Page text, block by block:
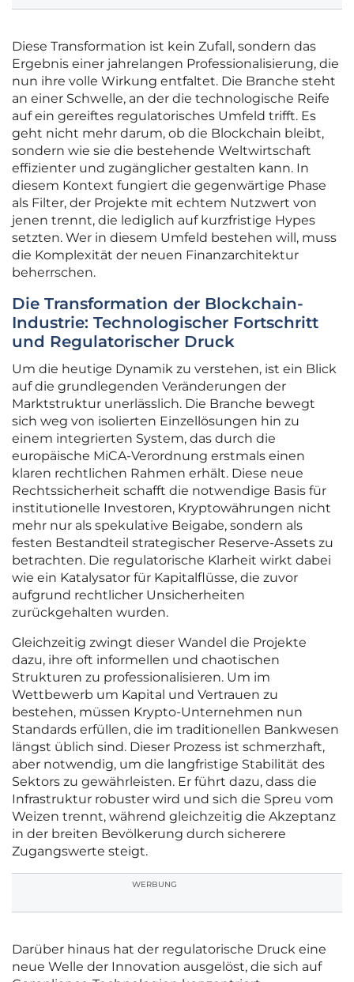
Diese Transformation ist kein Zufall, sondern das
Ergebnis einer jahrelangen Professionalisierung, die
nun ihre volle Wirkung entfaltet. Die Branche steht
an einer Schwelle, an der die technologische Reife
auf ein gereiftes regulatorisches Umfeld trifft. Es
geht nicht mehr darum, ob die Blockchain bleibt,
sondern wie sie die bestehende Weltwirtschaft
effizienter und zugänglicher gestalten kann. In
diesem Kontext fungiert die gegenwärtige Phase
als Filter, der Projekte mit echtem Nutzwert von
jenen trennt, die lediglich auf kurzfristige Hypes
setzten. Wer in diesem Umfeld bestehen will, muss
die Komplexität der neuen Finanzarchitektur
beherrschen.
Die Transformation der Blockchain-
Industrie: Technologischer Fortschritt
und Regulatorischer Druck
Um die heutige Dynamik zu verstehen, ist ein Blick
auf die grundlegenden Veränderungen der
Marktstruktur unerlässlich. Die Branche bewegt
sich weg von isolierten Einzellösungen hin zu
einem integrierten System, das durch die
europäische MiCA-Verordnung erstmals einen
klaren rechtlichen Rahmen erhält. Diese neue
Rechtssicherheit schafft die notwendige Basis für
institutionelle Investoren, Kryptowährungen nicht
mehr nur als spekulative Beigabe, sondern als
festen Bestandteil strategischer Reserve-Assets zu
betrachten. Die regulatorische Klarheit wirkt dabei
wie ein Katalysator für Kapitalflüsse, die zuvor
aufgrund rechtlicher Unsicherheiten
zurückgehalten wurden.
Gleichzeitig zwingt dieser Wandel die Projekte
dazu, ihre oft informellen und chaotischen
Strukturen zu professionalisieren. Um im
Wettbewerb um Kapital und Vertrauen zu
bestehen, müssen Krypto-Unternehmen nun
Standards erfüllen, die im traditionellen Bankwesen
längst üblich sind. Dieser Prozess ist schmerzhaft,
aber notwendig, um die langfristige Stabilität des
Sektors zu gewährleisten. Er führt dazu, dass die
Infrastruktur robuster wird und sich die Spreu vom
Weizen trennt, während gleichzeitig die Akzeptanz
in der breiten Bevölkerung durch sicherere
Zugangswerte steigt.
WERBUNG
Darüber hinaus hat der regulatorische Druck eine
neue Welle der Innovation ausgelöst, die sich auf